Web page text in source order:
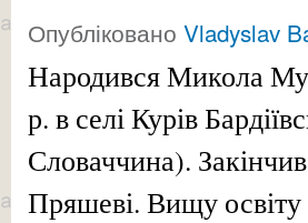
Опубліковано Vladyslav
Народився Микола
р. в селі Курів
Словаччина).
Пряшеві. Вищу